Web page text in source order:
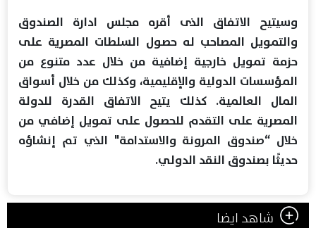
وسيتيح الاتفاق الذى أقره مجلس ادارة الصندوق
والتمويل المصاحب له حصول السلطات المصرية على
حزمة تمويل خارجية إضافية من خلال عدد متنوع من
المؤسسات الدولية والإقليمية، وكذلك من خلال أسواق
المال العالمية. كذلك يتيح الاتفاق القدرة للدولة
المصرية على التقدم للحصول على تمويل إضافي من
خلال “صندوق المرونة والاستدامة" الذي تم إنشاؤه
حديثًا بصندوق النقد الدولي.
شاهد ايضا